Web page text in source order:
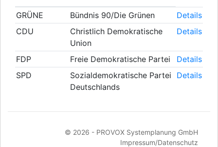
GRÜNE Bündnis 90/Die Grünen
Details
CDU
Christlich Demokratische
Union
Details
FDP Freie Demokratische Partei
Details
SPD
Sozialdemokratische Partei
Deutschlands
Details
© 2026 - PROVOX Systemplanung GmbH
Impressum/Datenschutz